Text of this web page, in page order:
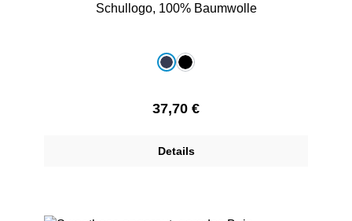
Schullogo, 100% Baumwolle
auswählendunkelblau
schwarz
Regulärer Preis:
37,70 €
Details